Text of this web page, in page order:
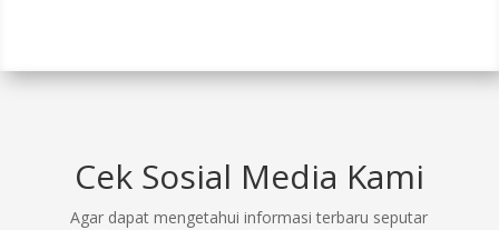
Cek Sosial Media Kami
Agar dapat mengetahui informasi terbaru seputar